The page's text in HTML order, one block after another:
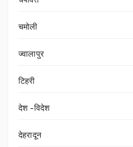
चमोली
ज्वालापुर
टिहरी
देश -विदेश
देहरादून